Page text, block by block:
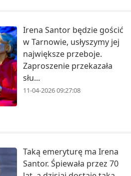
Irena Santor będzie gościć
w Tarnowie, usłyszymy jej
największe przeboje.
Zaproszenie przekazała
słu...
11-04-2026 09:27:08
Taką emeryturę ma Irena
Santor. Śpiewała przez 70